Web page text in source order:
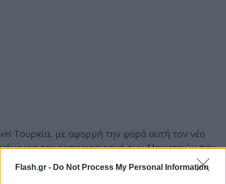
Flash.gr - Do Not Process My Personal Information
«Η Τουρκία, με αφορμή την φορά αυτή τον νέο
νόμο για τον εκσυγχρονισμό των Μουφτειών που
ψηφίσθηκε πρόσφατα από την Βουλή των Ελλήνων,
διαστρέφει και πάλι την πραγματικότητα.